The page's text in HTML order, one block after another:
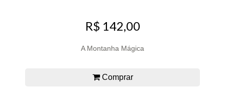
R$ 142,00
A Montanha Mágica
Comprar